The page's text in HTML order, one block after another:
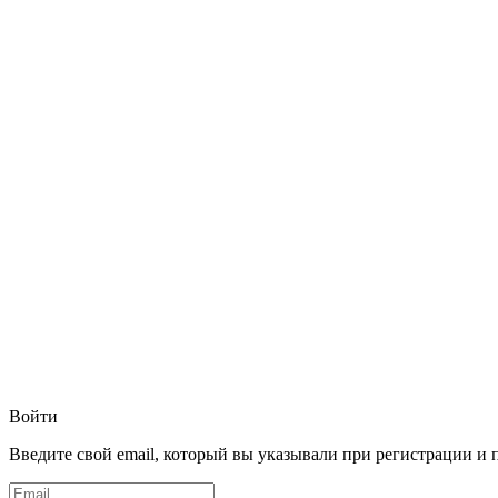
Войти
Введите свой email, который вы указывали при регистрации и